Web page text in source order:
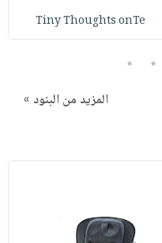
Tiny Thoughts onTe
4
5
المزيد من البنود »